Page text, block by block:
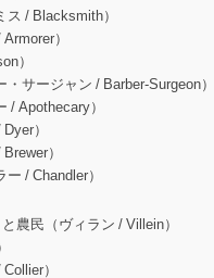
/ Blacksmith）
）
）
サージャン / Barber-Surgeon）
/ Apothecary）
）
）
/ Chandler）
農民（ヴィラン / Villein）
）